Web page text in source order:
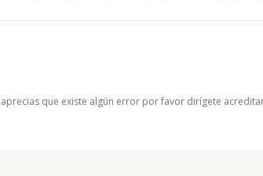
aprecias que existe algún error por favor dirígete